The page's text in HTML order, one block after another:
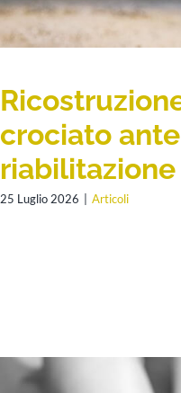
crociato
25 Luglio 2026 Articoli